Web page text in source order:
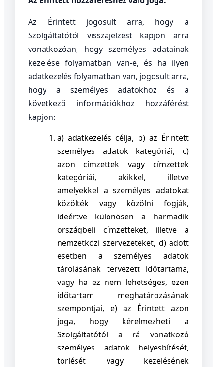
Az Érintett jogosult arra, hogy a
Szolgáltatótól visszajelzést kapjon arra
vonatkozóan, hogy személyes adatainak
kezelése folyamatban van-e, és ha ilyen
adatkezelés folyamatban van, jogosult arra,
hogy a személyes adatokhoz és a
következő információkhoz hozzáférést
kapjon:
a) adatkezelés célja, b) az Érintett
személyes adatok kategóriái,
c)
azon címzettek vagy címzettek
kategóriái, akikkel, illetve
amelyekkel a személyes adatokat
közölték vagy közölni fogják,
ideértve különösen a harmadik
országbeli címzetteket, illetve a
nemzetközi szervezeteket, d) adott
esetben a személyes adatok
tárolásának tervezett időtartama,
vagy ha ez nem lehetséges, ezen
időtartam meghatározásának
szempontjai,
e) az Érintett azon
joga, hogy kérelmezheti a
Szolgáltatótól a rá vonatkozó
személyes adatok helyesbítését,
törlését vagy kezelésének